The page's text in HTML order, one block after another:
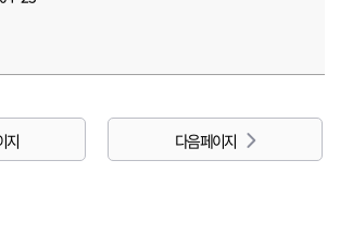
지 다음 페이지